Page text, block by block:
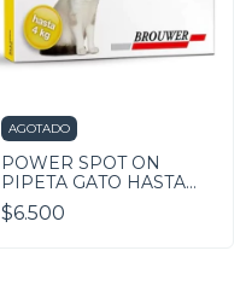
AGOTADO
POWER SPOT ON
PIPETA GATO HASTA
4KG
$6.500